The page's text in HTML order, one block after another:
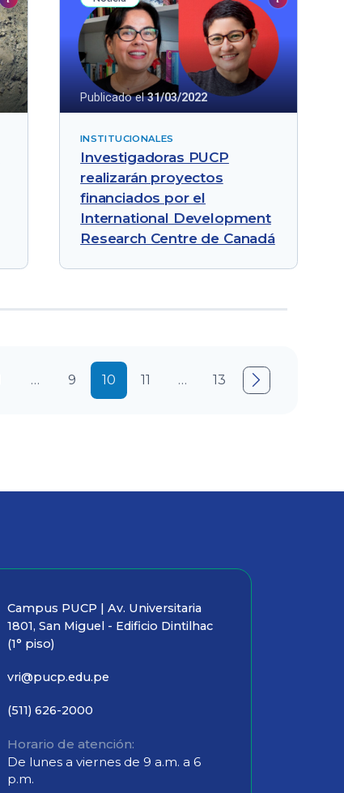
Publicado el31/03/2022
INSTITUCIONALES
Investigadoras PUCP
realizarán proyectos
financiados por el
International Development
Research Centre de Canadá
… 9 10 11 … 13 
Campus PUCP | Av. Universitaria
1801, San Miguel - Edificio Dintilhac
(1° piso)
vri@pucp.edu.pe
(511) 626-2000
Horario de atención
De lunes a viernes de 9 a.m. a 6
p.m.